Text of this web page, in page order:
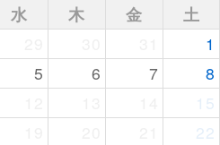
水 木 金
土
1
5 6 7
8
15
22